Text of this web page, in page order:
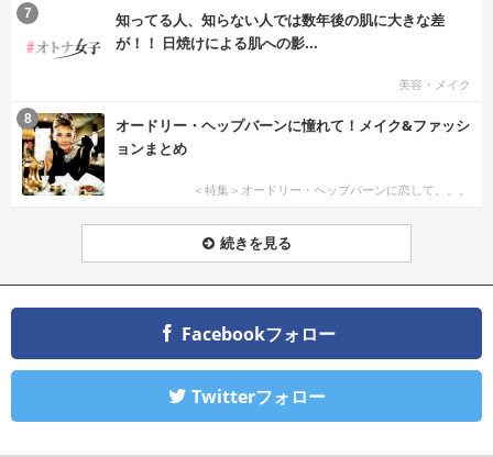
知ってる人、知らない人では数年後の肌に大きな差
が！！ 日焼けによる肌への影...
美容・メイク
7
オードリー・ヘップバーンに憧れて！メイク&ファッシ
ョンまとめ
＜特集＞オードリー・ヘップバーンに恋して。。。
8
続きを見る
Facebookフォロー
Twitterフォロー